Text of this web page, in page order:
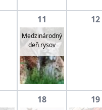
11
Medzinárodný
deň rysov
12
18 19